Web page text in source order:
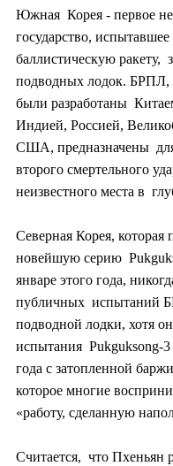
Южная  Корея - первое
государство, испытавшее
баллистическую ракету,
подводных лодок. БРПЛ,
были разработаны
Индией, Россией,
США, предназначены
второго смертельного
неизвестного места в
Северная Корея, которая
новейшую серию
январе этого года,
публичных  испытаний
подводной лодки, хотя
испытания  Pukguksong-3
года с затопленной
которое многие
«работу, сделанную
Считается,  что Пхеньян